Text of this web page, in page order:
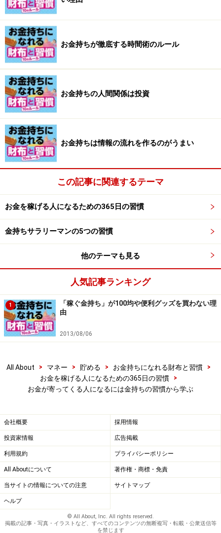
習慣をまとめてみました！
以下が10のお金が寄ってくる人の習慣です。
さっそく習慣1からチェックしてみましょう！
・365日の習慣はコチラ！
お金持ちの習慣<1> お金持ちが徹底する時間術のルー
ル
お金持ちの習慣<2> お金持ち＆お金を稼ぐ人のメール
の習慣
お金持ちの習慣<3> お金持ちと普通の人の仕事の仕方
の違い
お金持ちの習慣<4> お金持ちは情報の流れを作るのが
うまい
お金持ちの習慣<5> お金持ちの人間関係は投資
・金持ちサラリーマンを目指す人の習慣はコチラ！
の特徴は？
お金持ちの習慣<7> お金持ちが毎日1つずつ実践するこ
お金持ちの習慣<8> 年収2000万お金縁者の人付き合い
のテクニック
お金持ちの習慣<9> 「稼ぐ金持ち」が100均や便利グッ
ズを買わない理由
お金持ちの習慣<10> 金持ちになれる人の外見作り3つ
【お金が貯まる財布を作りたい人は】
『稼ぐ人はなぜ長財布を使うのか』の著者・亀田潤一郎
●貯まる財布8の鉄則
取材・文／本間大樹 イラスト／竹松勇二 パネル・図
版／引間良基
※記事内容は執筆時点のものです。最新の内容をご確認くださ
い。
お金持ちが徹底する時間術のルール
お金持ちの人間関係は投資
お金持ちは情報の流れを作るのがうまい
この記事に関連するテーマ
お金を稼げる人になるための365日の習慣
金持ちサラリーマンの5つの習慣
他のテーマも見る
人気記事ランキング
1
「稼ぐ金持ち」が100均や便利グッズを買わない理
由
2013/08/06
All About > マネー > 貯める > お金持ちになれる財布と習慣
>
お金を稼げる人になるための365日の習慣
>
お金が寄ってくる人になるには金持ちの習慣から学ぶ
会社概要 採用情報
投資家情報 広告掲載
利用規約 プライバシーポリシー
All Aboutについて 著作権・商標・免責
当サイトの情報についての注意 サイトマップ
ヘルプ
© All About, Inc. All rights reserved.
掲載の記事・写真・イラストなど、すべてのコンテンツの無断複写・転載・公衆送信等
を禁じます